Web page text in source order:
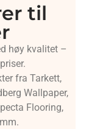
til
høy kvalitet –
fra Tarkett,
Wallpaper,
Flooring,